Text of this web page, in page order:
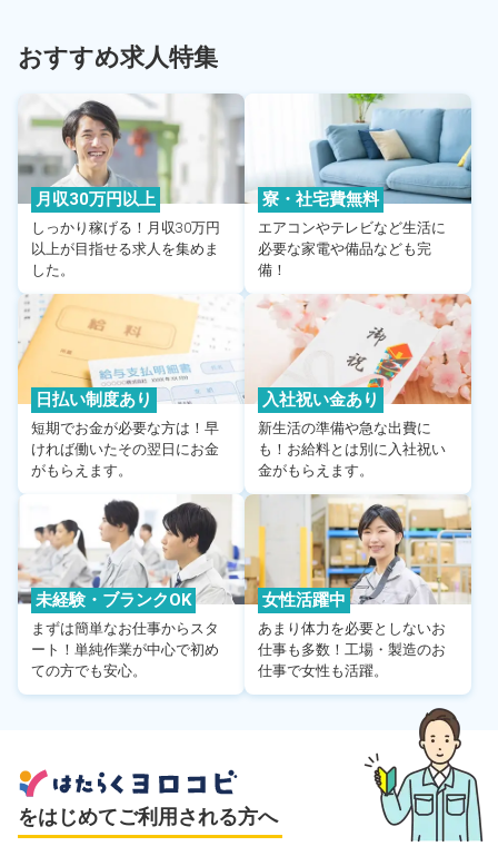
おすすめ求人特集
月収30万円以上
しっかり稼げる！月収30万円
以上が目指せる求人を集めま
した。
寮・社宅費無料
エアコンやテレビなど生活に
必要な家電や備品なども完
備！
日払い制度あり
短期でお金が必要な方は！早
ければ働いたその翌日にお金
がもらえます。
入社祝い金あり
新生活の準備や急な出費に
も！お給料とは別に入社祝い
金がもらえます。
未経験・ブランクOK
まずは簡単なお仕事からスタ
ート！単純作業が中心で初め
ての方でも安心。
女性活躍中
あまり体力を必要としないお
仕事も多数！工場・製造のお
仕事で女性も活躍。
をはじめてご利用される方へ